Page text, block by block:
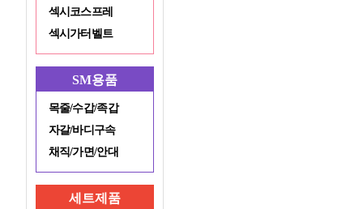
섹시코스프레
섹시가터벨트
SM용품
목줄/수갑/족갑
자갈/바디구속
채직/가면/안대
세트제품